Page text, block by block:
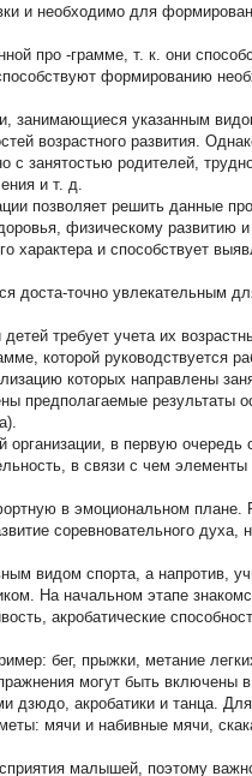
и необходимо для
про -грамме, т. к. они
формированию
занимающиеся указанным
возрастного развития.
с занятостью родителей,
и т. д.
позволяет решить данные
физическому развитию
характера и способствует
доста-точно увлекательным
требует учета их
которой руководствуется
которых направлены
предполагаемые результаты
организации, в первую очередь
в связи с чем
в эмоциональном плане.
соревновательного духа,
видом спорта, а напротив,
На начальном этапе
акробатические
бег, прыжки, метание
могут быть включены
акробатики и танца.
мячи и набивные мячи,
малышей, поэтому